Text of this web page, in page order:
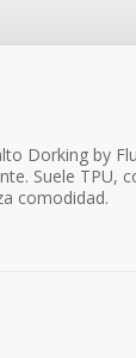
Dorking by
Suele TPU,
comodidad.